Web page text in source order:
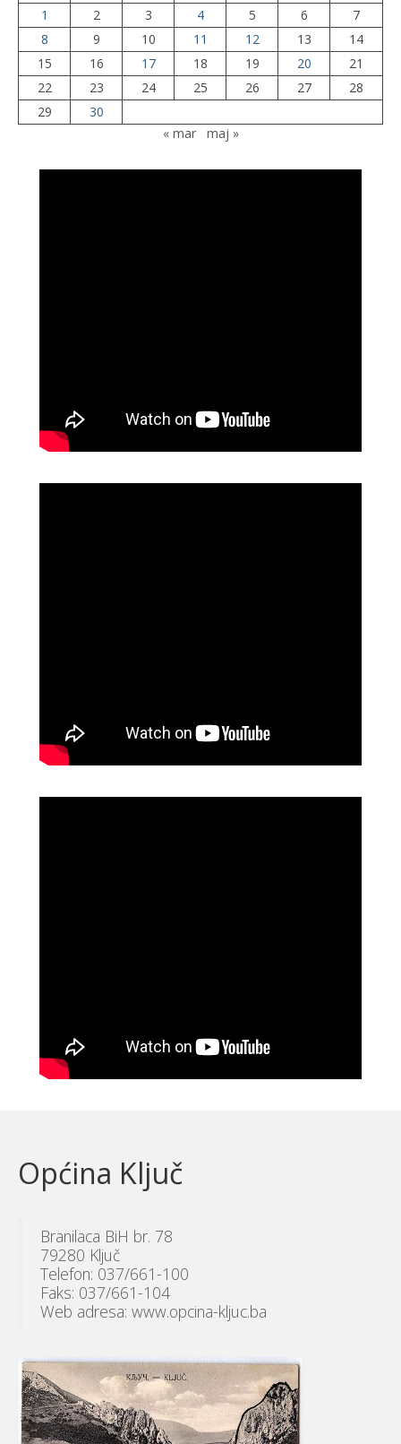
1
2 3 4 5 6
7
8
9 10 11 12 13
14
15
16 17 18 19 20
21
22
23 24 25 26 27
28
29
30
« mar
maj »
Općina Ključ
Branilaca BiH br. 78
79280 Ključ
Telefon: 037/661-100
Faks: 037/661-104
Web adresa: www.opcina-kljuc.ba